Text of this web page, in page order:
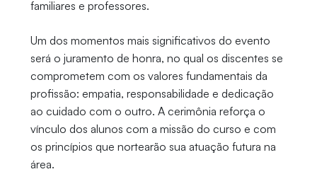
familiares e professores.
Um dos momentos mais significativos do evento
será o juramento de honra, no qual os discentes se
comprometem com os valores fundamentais da
profissão: empatia, responsabilidade e dedicação
ao cuidado com o outro. A cerimônia reforça o
vínculo dos alunos com a missão do curso e com
os princípios que nortearão sua atuação futura na
área.